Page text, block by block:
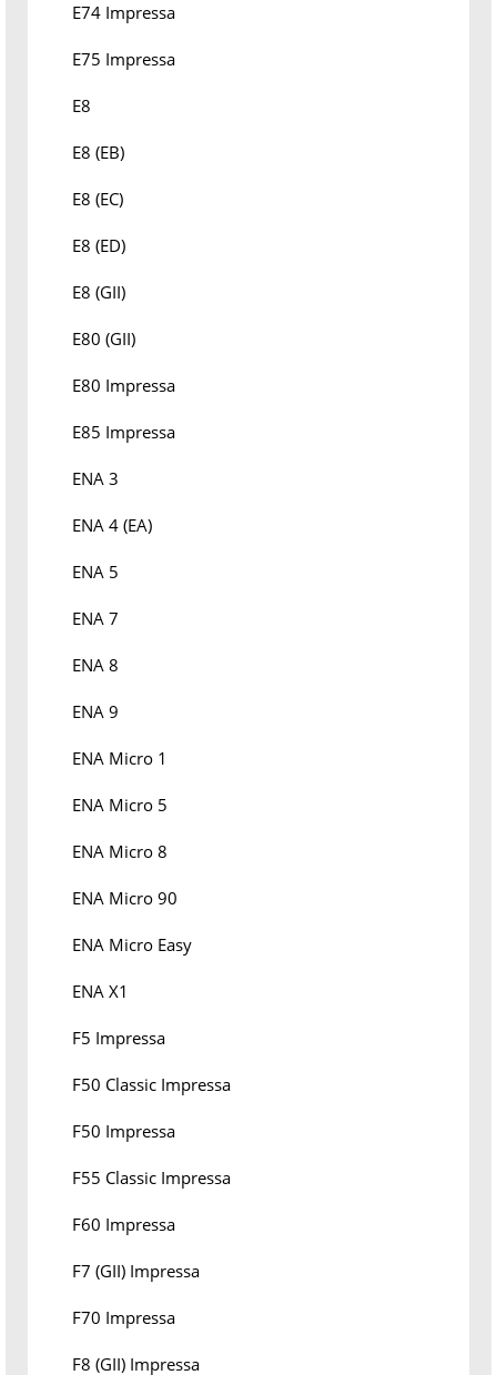
E74 Impressa
E75 Impressa
E8
E8 (EB)
E8 (EC)
E8 (ED)
E8 (GII)
E80 (GII)
E80 Impressa
E85 Impressa
ENA 3
ENA 4 (EA)
ENA 5
ENA 7
ENA 8
ENA 9
ENA Micro 1
ENA Micro 5
ENA Micro 8
ENA Micro 90
ENA Micro Easy
ENA X1
F5 Impressa
F50 Classic Impressa
F50 Impressa
F55 Classic Impressa
F60 Impressa
F7 (GII) Impressa
F70 Impressa
F8 (GII) Impressa